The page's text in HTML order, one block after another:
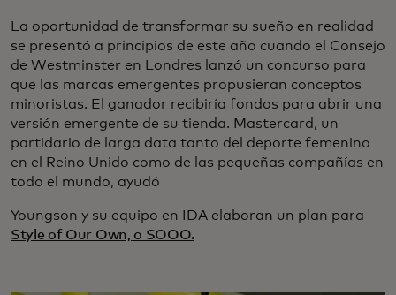
La oportunidad de transformar su sueño en realidad
se presentó a principios de este año cuando el Consejo
de Westminster en Londres lanzó un concurso para
que las marcas emergentes propusieran conceptos
minoristas. El ganador recibiría fondos para abrir una
versión emergente de su tienda. Mastercard, un
partidario de larga data tanto del deporte femenino
en el Reino Unido como de las pequeñas compañías en
todo el mundo, ayudó
Youngson y su equipo en IDA elaboran un plan para
Style of Our Own, o SOOO.